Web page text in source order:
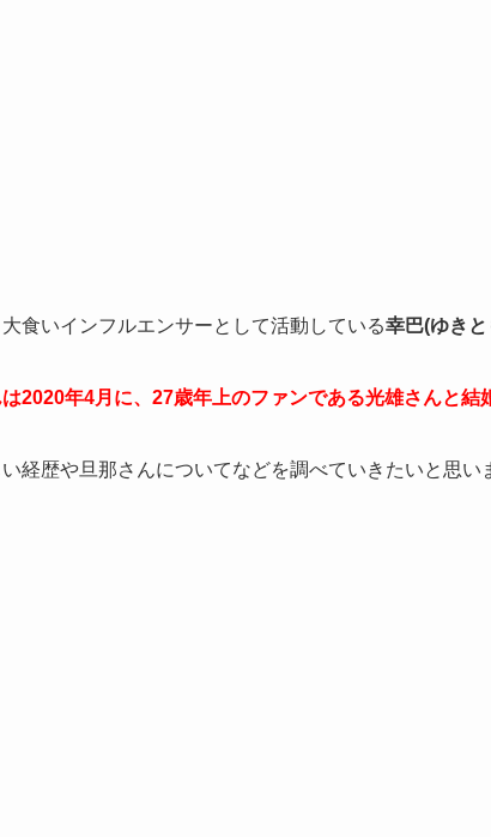
食いインフルエンサーとして活動している幸巴(ゆき
2020年4月に、27歳年上のファンである光雄さんと結
経歴や旦那さんについてなどを調べていきたいと思い